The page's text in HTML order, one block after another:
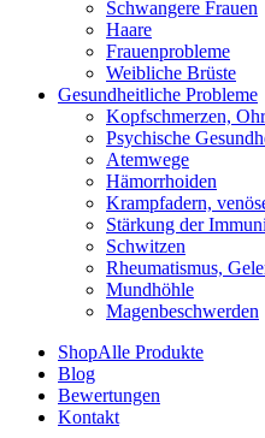
Schwangere Frauen
Haare
Frauenprobleme
Weibliche Brüste
Gesundheitliche Probleme
Kopfschmerzen,
Psychische
Atemwege
Hämorrhoiden
Krampfadern,
Stärkung der
Schwitzen
Rheumatismus,
Mundhöhle
Magenbeschwerden
ShopAlle Produkte
Blog
Bewertungen
Kontakt